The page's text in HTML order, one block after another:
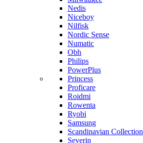
Nedis
Niceboy
Nilfisk
Nordic Sense
Numatic
Obh
Philips
PowerPlus
Princess
Proficare
Roidmi
Rowenta
Ryobi
Samsung
Scandinavian Collection
Severin